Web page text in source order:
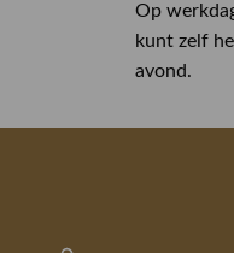
Op
kunt zelf
avond.